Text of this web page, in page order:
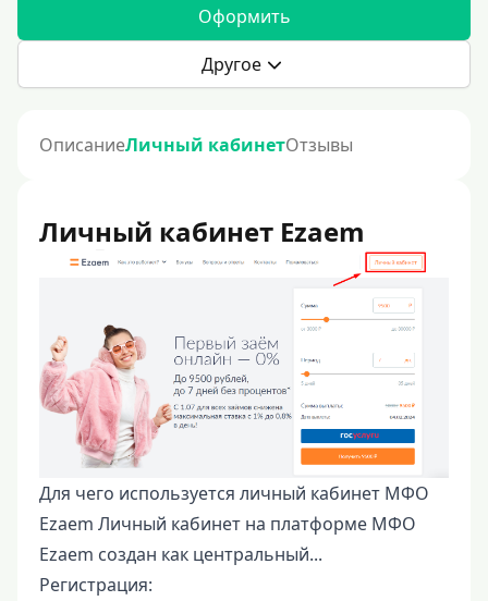
Оформить
Другое
ОписаниеЛичный кабинетОтзывы
Личный кабинет Ezaem
Для чего используется личный кабинет МФО
Ezaem Личный кабинет на платформе МФО
Ezaem создан как центральный...
Регистрация: